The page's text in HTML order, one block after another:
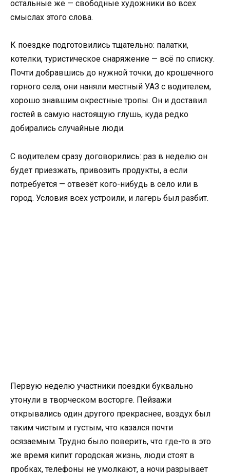
остальные же — свободные художники во всех
смыслах этого слова.
К поездке подготовились тщательно: палатки,
котелки, туристическое снаряжение — всё по списку.
Почти добравшись до нужной точки, до крошечного
горного села, они наняли местный УАЗ с водителем,
хорошо знавшим окрестные тропы. Он и доставил
гостей в самую настоящую глушь, куда редко
добирались случайные люди.
С водителем сразу договорились: раз в неделю он
будет приезжать, привозить продукты, а если
потребуется — отвезёт кого-нибудь в село или в
город. Условия всех устроили, и лагерь был разбит.
Первую неделю участники поездки буквально
утонули в творческом восторге. Пейзажи
открывались один другого прекраснее, воздух был
таким чистым и густым, что казался почти
осязаемым. Трудно было поверить, что где-то в это
же время кипит городская жизнь, люди стоят в
пробках, телефоны не умолкают, а ночи разрывает